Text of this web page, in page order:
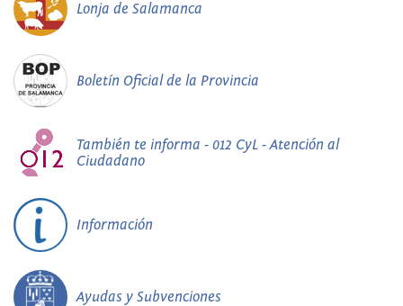
Lonja de Salamanca
Boletín Oficial de la Provincia
También te informa - 012 CyL - Atención al
Ciudadano
Información
Ayudas y Subvenciones